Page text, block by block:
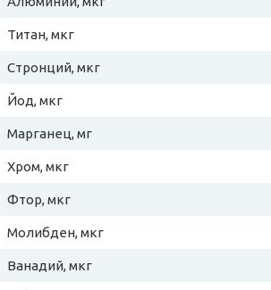
Титан, мкг
Стронций, мкг
Йод, мкг
Марганец, мг
Хром, мкг
Фтор, мкг
Молибден, мкг
Ванадий, мкг